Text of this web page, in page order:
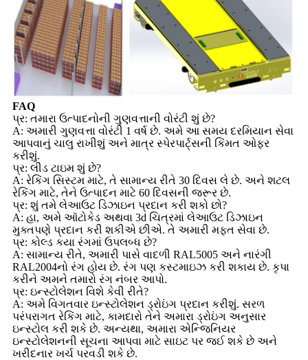
FAQ
પ્ર: તમારા ઉત્પાદનોની ગુણવત્તાની વોરંટી શું છે?
A: અમારી ગુણવત્તા વોરંટી 1 વર્ષ છે. અમે આ સમય દરમિયાન સેવા
આપવાનું ચાલુ રાખીશું અને માત્ર સ્પેરપાર્ટ્સની કિંમત ઓફર
કરીશું.
પ્ર: લીડ ટાઇમ શું છે?
A: રેકિંગ સિસ્ટમ માટે, તે સામાન્ય રીતે 30 દિવસ લે છે. અને શટલ
રેકિંગ માટે, તેને ઉત્પાદન માટે 60 દિવસની જરૂર છે.
પ્ર: શું તમે લેઆઉટ ડિઝાઇન પ્રદાન કરી શકો છો?
A: હા, અમે ઑટોકેડ અથવા 3d ચિત્રમાં લેઆઉટ ડિઝાઇન
મુક્તપણે પ્રદાન કરી શકીએ છીએ. તે અમારી મફત સેવા છે.
પ્ર: કોલ્ડ કયા રંગમાં ઉપલબ્ધ છે?
A: સામાન્ય રીતે, અમારી પાસે વાદળી RAL5005 અને નારંગી
RAL2004નો રંગ હોય છે. રંગ પણ કસ્ટમાઇઝ કરી શકાય છે. કૃપા
કરીને અમને તમારો રંગ નંબર આપો.
પ્ર: ઇન્સ્ટોલેશન વિશે કેવી રીતે?
A: અમે વિગતવાર ઇન્સ્ટોલેશન ડ્રોઇંગ પ્રદાન કરીશું. સરળ
પરંપરાગત રેકિંગ માટે, કામદારો તેને અમારા ડ્રોઇંગ અનુસાર
ઇન્સ્ટોલ કરી શકે છે. અન્યથા, અમારા એન્જિનિયર
ઇન્સ્ટોલેશનની સૂચના આપવા માટે સાઇટ પર જઈ શકે છે અને
ખરીદનાર ખર્ચ પરવડી શકે છે.